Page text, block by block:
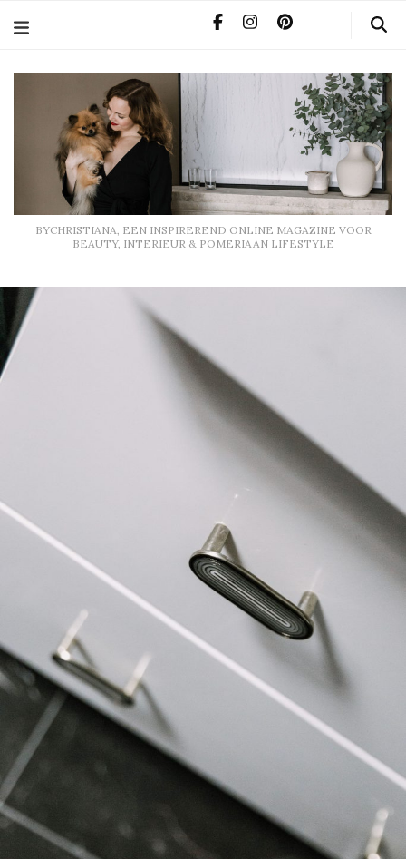
BYCHRISTIANA, EEN INSPIREREND ONLINE MAGAZINE VOOR
BEAUTY, INTERIEUR & POMERIAAN LIFESTYLE